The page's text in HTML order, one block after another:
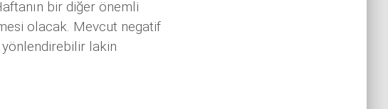
bir diğer önemli
olacak. Mevcut negatif
lakin